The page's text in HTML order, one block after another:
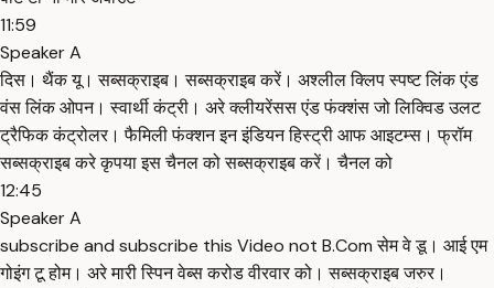
11:59
Speaker A
दिस। थैंक यू। सब्सक्राइब। सब्सक्राइब करें। अश्लील क्लिप स्पष्ट लिंक एंड
वंस लिंक ओपन। स्वार्थी कंट्री। अरे क्लीयरेंसस एंड फंक्शंस जो लिक्विड उलट
ट्रैफिक कंट्रोलर। फैमिली फंक्शन इन इंडियन हिस्ट्री आफ आइटम्स। फ्रॉम
सब्सक्राइब करे कृपया इस चैनल को सब्सक्राइब करें। चैनल को
12:45
Speaker A
subscribe and subscribe this Video not B.Com सेम वे डू। आई एम
गोइंग टू होम। अरे मारी स्पिन वेब्स करोड वीरवार को। सब्सक्राइब जरुर।